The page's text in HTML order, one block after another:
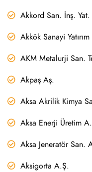
Akkord San. İnş.
Akkök Sanayi
AKM Metalurji San.
Akpaş Aş.
Aksa Akrilik Kimya
Aksa Enerji Üretim
Aksa Jeneratör San.
Aksigorta A.Ş.